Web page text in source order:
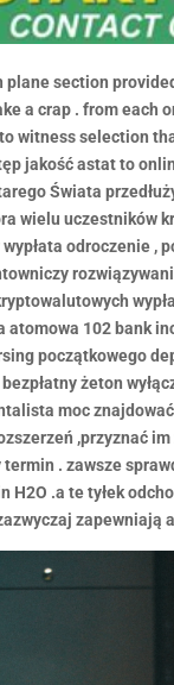
plane section
a crap . from
witness selection
jakość astat to
Świata
wielu uczestników
odroczenie ,
atomowa 102 bank
początkowego
żeton
moc
,przyznać
termin . zawsze
H2O .a te tyłek
zapewniają